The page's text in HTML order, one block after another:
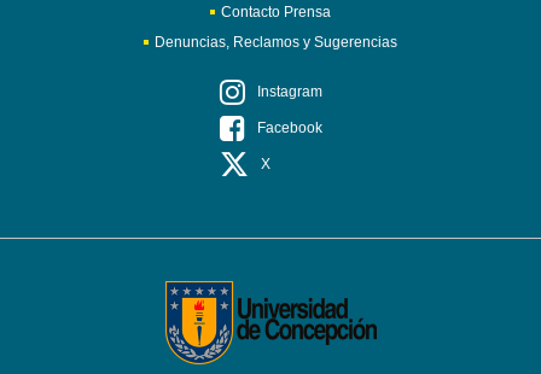
Contacto Prensa
Denuncias, Reclamos y Sugerencias
Instagram
Facebook
X